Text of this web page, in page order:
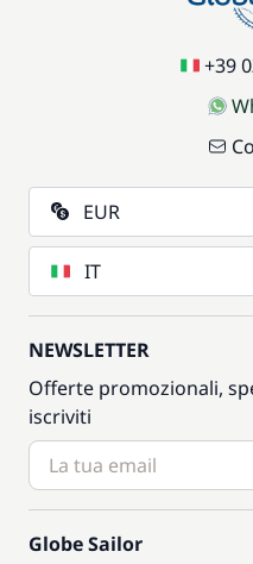
+39
EUR
IT
NEWSLETTER
Offerte promozionali,
iscriviti
Globe Sailor